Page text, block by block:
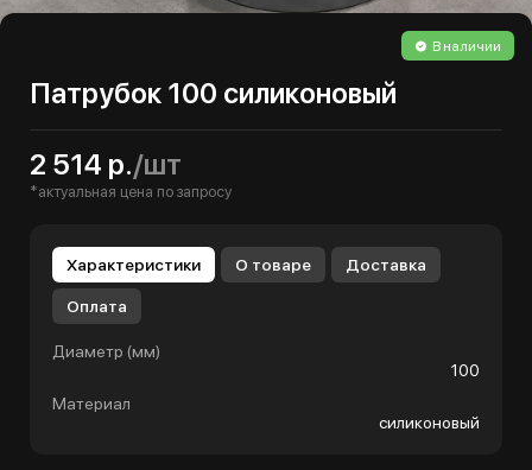
В наличии
Патрубок 100 силиконовый
2 514 р./шт
*актуальная цена по запросу
Характеристики О товаре Доставка
Оплата
Диаметр (мм)
100
Материал
силиконовый